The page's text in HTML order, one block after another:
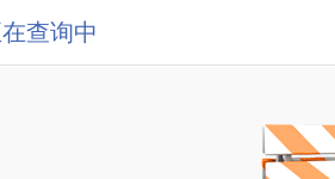
查询中